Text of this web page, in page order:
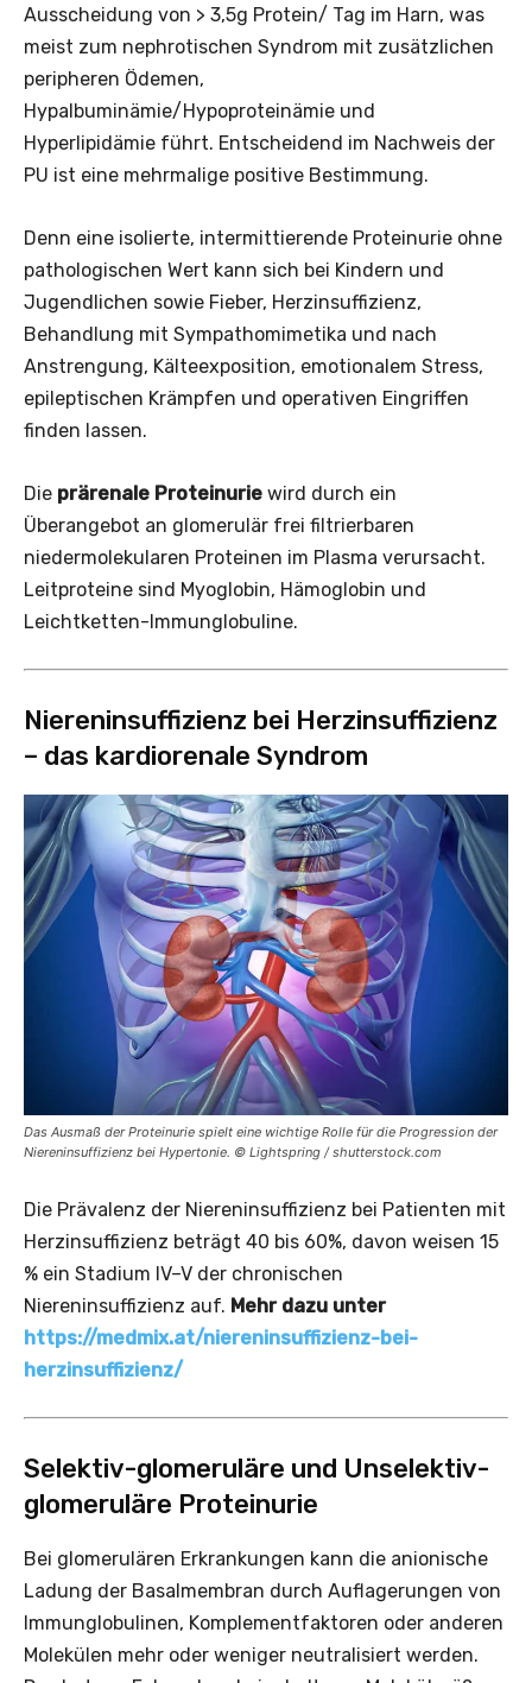
Ausscheidung von > 3,5g Protein/ Tag im Harn, was
meist zum nephrotischen Syndrom mit zusätzlichen
peripheren Ödemen,
Hypalbuminämie/Hypoproteinämie und
Hyperlipidämie führt. Entscheidend im Nachweis der
PU ist eine mehrmalige positive Bestimmung.
Denn eine isolierte, intermittierende Proteinurie ohne
pathologischen Wert kann sich bei Kindern und
Jugendlichen sowie Fieber, Herzinsuffizienz,
Behandlung mit Sympathomimetika und nach
Anstrengung, Kälteexposition, emotionalem Stress,
epileptischen Krämpfen und operativen Eingriffen
finden lassen.
Die prärenale Proteinurie wird durch ein
Überangebot an glomerulär frei filtrierbaren
niedermolekularen Proteinen im Plasma verursacht.
Leitproteine sind Myoglobin, Hämoglobin und
Leichtketten-Immunglobuline.
Niereninsuffizienz bei Herzinsuffizienz
– das kardiorenale Syndrom
Das Ausmaß der Proteinurie spielt eine wichtige Rolle für die Progression der
Niereninsuffizienz bei Hypertonie. © Lightspring / shutterstock.com
Die Prävalenz der Niereninsuffizienz bei Patienten mit
Herzinsuffizienz beträgt 40 bis 60%, davon weisen 15
% ein Stadium IV–V der chronischen
Niereninsuffizienz auf. Mehr dazu unter
https://medmix.at/niereninsuffizienz-bei-
herzinsuffizienz/
Selektiv-glomeruläre und Unselektiv-
glomeruläre Proteinurie
Bei glomerulären Erkrankungen kann die anionische
Ladung der Basalmembran durch Auflagerungen von
Immunglobulinen, Komplementfaktoren oder anderen
Molekülen mehr oder weniger neutralisiert werden.